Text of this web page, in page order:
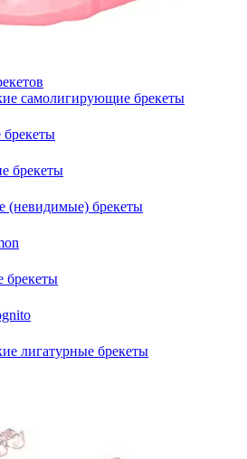
самолигирующие брекеты
брекеты
(невидимые) брекеты
брекеты
лигатурные брекеты